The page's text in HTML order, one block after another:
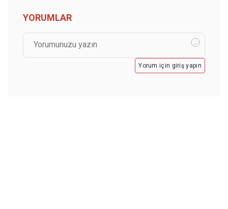
YORUMLAR
Yorum için giriş yapın